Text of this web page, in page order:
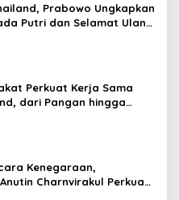
Prabowo Ungkapkan
Putri dan Selamat Ulang
Perkuat Kerja Sama
dari Pangan hingga
Kenegaraan,
Charnvirakul Perkuat
Thailand